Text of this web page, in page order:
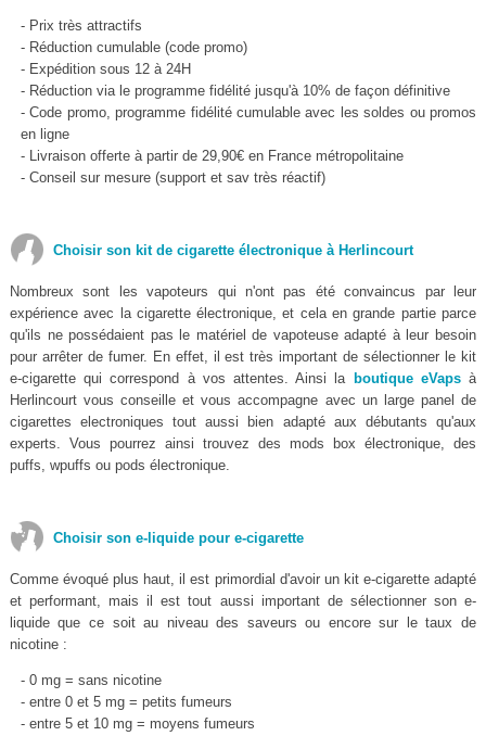
- Prix très attractifs
- Réduction cumulable (code promo)
- Expédition sous 12 à 24H
- Réduction via le programme fidélité jusqu'à 10% de façon définitive
- Code promo, programme fidélité cumulable avec les soldes ou promos
en ligne
- Livraison offerte à partir de 29,90€ en France métropolitaine
- Conseil sur mesure (support et sav très réactif)
Choisir son kit de cigarette électronique à Herlincourt
Nombreux sont les vapoteurs qui n'ont pas été convaincus par leur
expérience avec la cigarette électronique, et cela en grande partie parce
qu'ils ne possédaient pas le matériel de vapoteuse adapté à leur besoin
pour arrêter de fumer. En effet, il est très important de sélectionner le kit
e-cigarette qui correspond à vos attentes. Ainsi la boutique eVapsà
Herlincourt vous conseille et vous accompagne avec un large panel de
cigarettes electroniques tout aussi bien adapté aux débutants qu'aux
experts. Vous pourrez ainsi trouvez des mods box électronique, des
puffs, wpuffs ou pods électronique.
Choisir son e-liquide pour e-cigarette
Comme évoqué plus haut, il est primordial d'avoir un kit e-cigarette adapté
et performant, mais il est tout aussi important de sélectionner son e-
liquide que ce soit au niveau des saveurs ou encore sur le taux de
nicotine :
- 0 mg = sans nicotine
- entre 0 et 5 mg = petits fumeurs
- entre 5 et 10 mg = moyens fumeurs